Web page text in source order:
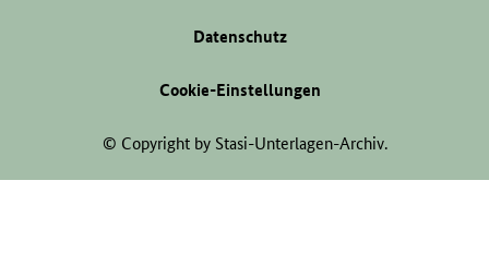
Datenschutz
Cookie-Einstellungen
© Copyright by Stasi-Unterlagen-Archiv.